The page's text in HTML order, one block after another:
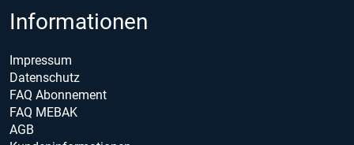
Informationen
Impressum
Datenschutz
FAQ Abonnement
FAQ MEBAK
AGB